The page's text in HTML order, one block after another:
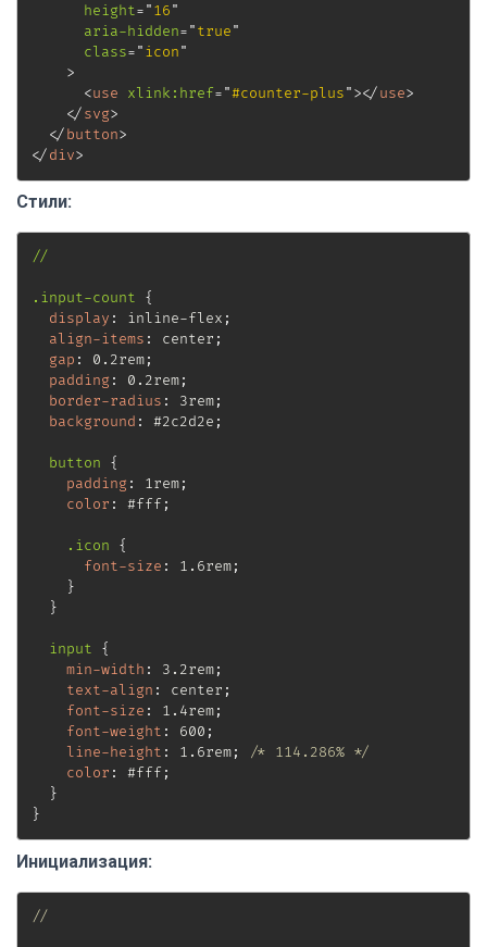
height="16"
aria-hidden="true"
class="icon"
>
<use xlink: href="#counter-plus"></use>
</svg>
</button>
</div>
Стили:
//
.input-count
{
display : inline-flex ;
align-items : center ;
gap : 0.2rem;
padding: 0.2rem;
border-radius : 3rem;
background : #2c2d2e ;
button
{
padding: 1rem;
color : #fff ;
.icon
{
font-size : 1.6rem;
}
}
input
{
min-width : 3.2rem;
text-align : center ;
font-size : 1.4rem;
font-weight : 600 ;
line-height : 1.6rem;
/* 114.286% */
color : #fff ;
}
}
Инициализация:
//